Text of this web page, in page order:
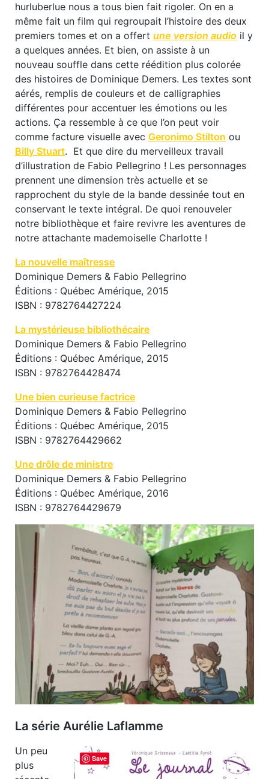
hurluberlue nous a tous bien fait rigoler. On en a
même fait un film qui regroupait l’histoire des deux
premiers tomes et on a offert une version audio il y
a quelques années. Et bien, on assiste à un
nouveau souffle dans cette réédition plus colorée
des histoires de Dominique Demers. Les textes sont
aérés, remplis de couleurs et de calligraphies
différentes pour accentuer les émotions ou les
actions. Ça ressemble à ce que l’on peut voir
comme facture visuelle avec Geronimo Stilton ou
Billy Stuart. Et que dire du merveilleux travail
d’illustration de Fabio Pellegrino ! Les personnages
prennent une dimension très actuelle et se
rapprochent du style de la bande dessinée tout en
conservant le texte intégral. De quoi renouveler
notre bibliothèque et faire revivre les aventures de
notre attachante mademoiselle Charlotte !
La nouvelle maîtresse
Dominique Demers & Fabio Pellegrino
Éditions : Québec Amérique, 2015
ISBN : 9782764427224
La mystérieuse bibliothécaire
Dominique Demers & Fabio Pellegrino
Éditions : Québec Amérique, 2015
ISBN : 9782764428474
Une bien curieuse factrice
Dominique Demers & Fabio Pellegrino
Éditions : Québec Amérique, 2015
ISBN : 9782764429662
Une drôle de ministre
Dominique Demers & Fabio Pellegrino
Éditions : Québec Amérique, 2016
ISBN : 9782764429679
La série Aurélie Laflamme
Un peu
plus
Save